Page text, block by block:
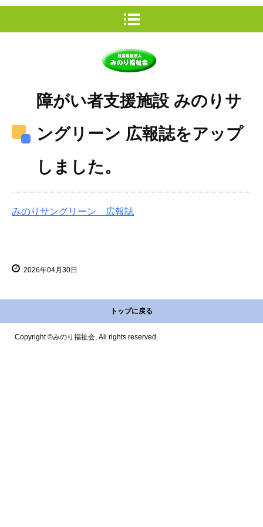
障がい者支援施設 みのりサ
ングリーン 広報誌をアップ
しました。
みのりサングリーン 広報誌
2026年04月30日
トップに戻る
Copyright ©みのり福祉会, All rights reserved.